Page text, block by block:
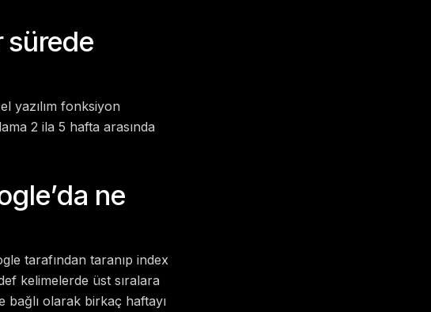
sürede
yazılım fonksiyon
2 ila 5 hafta arasında
ne
tarafından taranıp index
kelimelerde üst sıralara
bağlı olarak birkaç haftayı